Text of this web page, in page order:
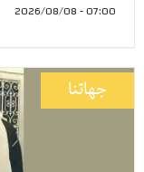
07:00 - 2026/08/08
جهاتنا